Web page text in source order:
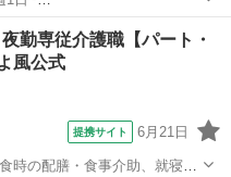
10:00~18:00 月/
勤専従介護職【パート・
風公式
提携サイト 6月21日
時の配膳・食事介助、就寝・